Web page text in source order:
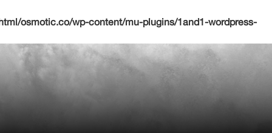
osmotic.co/wp-content/mu-plugins/1and1-wordpress-